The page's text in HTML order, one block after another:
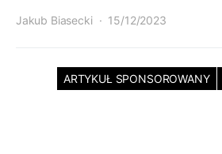
Jakub Biasecki 15/12/2023
ARTYKUŁ SPONSOROWANY